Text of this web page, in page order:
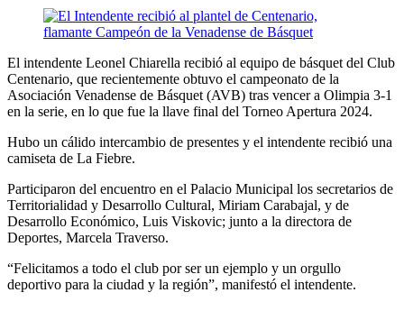
El intendente Leonel Chiarella recibió al equipo de básquet del Club
Centenario, que recientemente obtuvo el campeonato de la
Asociación Venadense de Básquet (AVB) tras vencer a Olimpia 3-1
en la serie, en lo que fue la llave final del Torneo Apertura 2024.
Hubo un cálido intercambio de presentes y el intendente recibió una
camiseta de La Fiebre.
Participaron del encuentro en el Palacio Municipal los secretarios de
Territorialidad y Desarrollo Cultural, Miriam Carabajal, y de
Desarrollo Económico, Luis Viskovic; junto a la directora de
Deportes, Marcela Traverso.
“Felicitamos a todo el club por ser un ejemplo y un orgullo
deportivo para la ciudad y la región”, manifestó el intendente.